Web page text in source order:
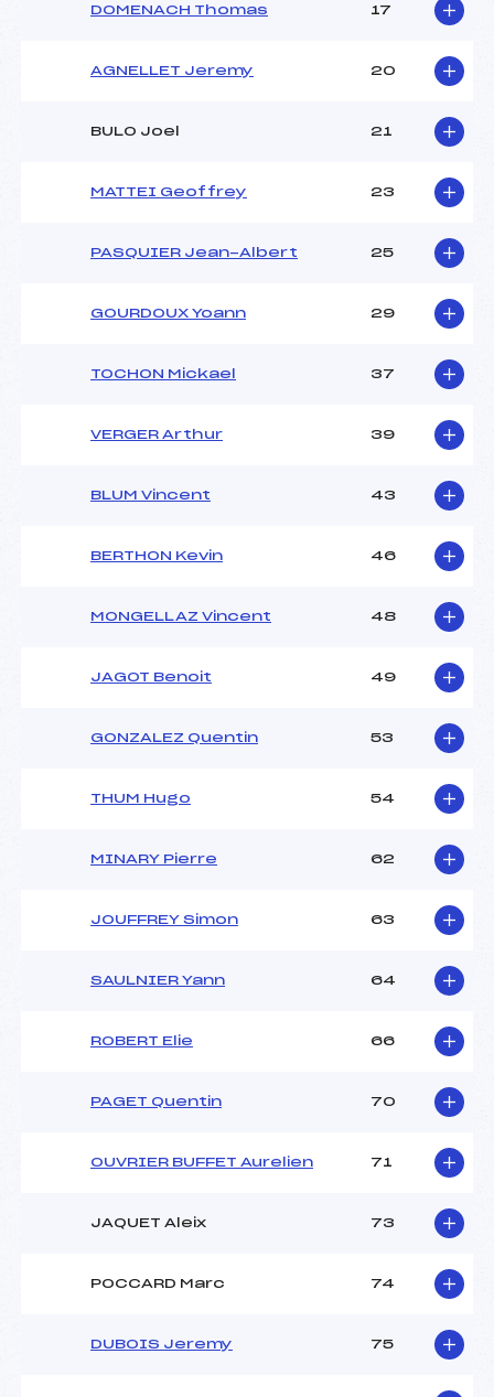
DOMENACH Thomas 17
AGNELLET Jeremy 20
BULO Joel 21
MATTEI Geoffrey 23
PASQUIER Jean-Albert 25
GOURDOUX Yoann 29
TOCHON Mickael 37
VERGER Arthur 39
BLUM Vincent 43
BERTHON Kevin 46
MONGELLAZ Vincent 48
JAGOT Benoit 49
GONZALEZ Quentin 53
THUM Hugo 54
MINARY Pierre 62
JOUFFREY Simon 63
SAULNIER Yann 64
ROBERT Elie 66
PAGET Quentin 70
OUVRIER BUFFET Aurelien 71
JAQUET Aleix 73
POCCARD Marc 74
DUBOIS Jeremy 75